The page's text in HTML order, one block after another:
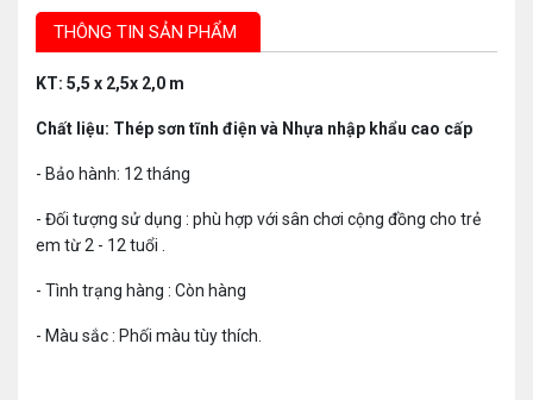
THÔNG TIN SẢN PHẨM
KT: 5,5 x 2,5x 2,0 m
Chất liệu: Thép sơn tĩnh điện và Nhựa nhập khẩu cao cấp
- Bảo hành: 12 tháng
- Đối tượng sử dụng : phù hợp với sân chơi cộng đồng cho trẻ
em từ 2 - 12 tuổi .
- Tình trạng hàng : Còn hàng
- Màu sắc : Phối màu tùy thích.